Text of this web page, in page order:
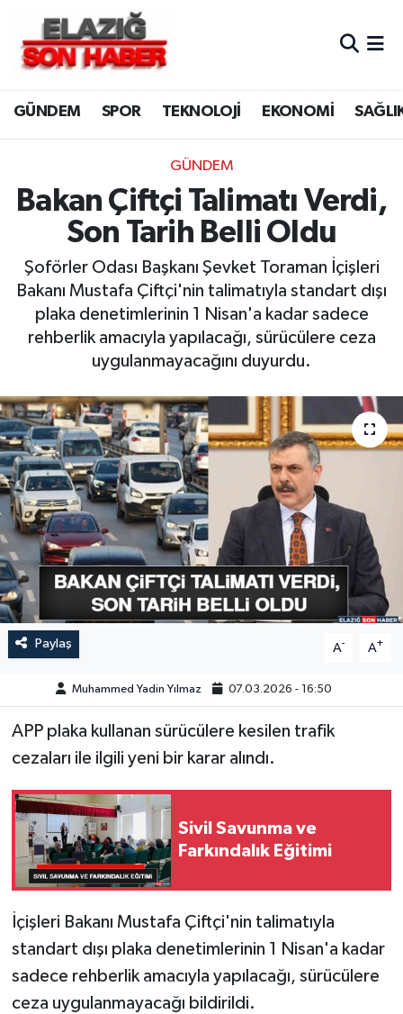
GÜNDEM SPOR TEKNOLOJİ EKONOMİ
GÜNDEM
Bakan Çiftçi Talimatı Verdi,
Son Tarih Belli Oldu
Şoförler Odası Başkanı Şevket Toraman İçişleri
Bakanı Mustafa Çiftçi'nin talimatıyla standart dışı
plaka denetimlerinin 1 Nisan'a kadar sadece
rehberlik amacıyla yapılacağı, sürücülere ceza
uygulanmayacağını duyurdu.
Paylaş A- A+
Muhammed Yadin Yılmaz 07.03.2026 - 16:50
APP plaka kullanan sürücülere kesilen trafik
cezaları ile ilgili yeni bir karar alındı.
Sivil Savunma ve
Farkındalık Eğitimi
İçişleri Bakanı Mustafa Çiftçi'nin talimatıyla
standart dışı plaka denetimlerinin 1 Nisan'a kadar
sadece rehberlik amacıyla yapılacağı, sürücülere
ceza uygulanmayacağı bildirildi.
CANLI YAYIN
ASAYİŞ
BİLİM VE TEKNOLOJİ
DÜNYA
EKONOMİ
ELAZIĞ
GÜNDEM
HABERDE İNSAN
KÜLTÜR-SANAT
MAGAZİN
MEDYA
POLİTİKA
SAĞLIK
SİYASET
SPOR
TEKNOLOJİ
YAŞAM
Merkez Hava Durumu
Merkez Trafik Yoğunluk Haritası
Süper Lig Puan Durumu ve Fikstür
Tüm Manşetler
Haber Arşivi